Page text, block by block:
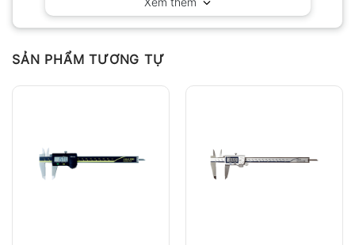
SẢN PHẨM TƯƠNG TỰ